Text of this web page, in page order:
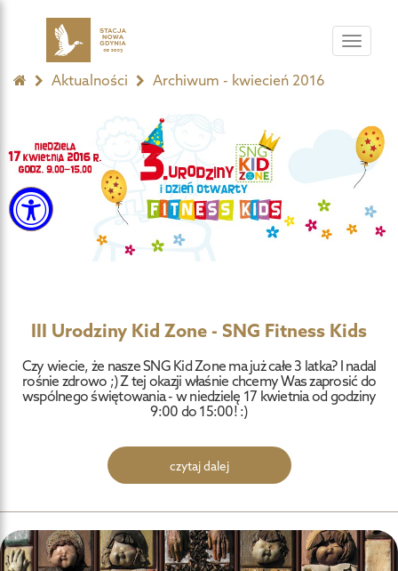
Toggle
Aktualności Archiwum - kwiecień 2016
III Urodziny Kid Zone - SNG Fitness Kids
Czy wiecie, że nasze SNG Kid Zone ma już całe 3 latka? I nadal
rośnie zdrowo ;) Z tej okazji właśnie chcemy Was zaprosić do
wspólnego świętowania - w niedzielę 17 kwietnia od godziny
9:00 do 15:00! :)
czytaj dalej